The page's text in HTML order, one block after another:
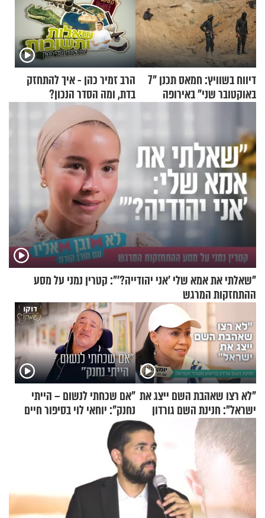
דיווח בשוויץ: חמאס תכנן "7
באוקטובר שני" באירופה
הרב זמיר כהן - איך להתחזק
בדת, ומה הסדר הנכון?
"שאלתי את אמא שלי 'אני יהודייה?'": קטרין נמני על מסע
ההתחזקות המרגש
"לא רצו שאהבת השם ייצג את
ישראל": חנינת השם גורדון
בריאיון מעורר השראה
"אם שכחתי לנשום – הייתי
נחנק": יוחאי לוי בסיפור חיים
מעורר השראה